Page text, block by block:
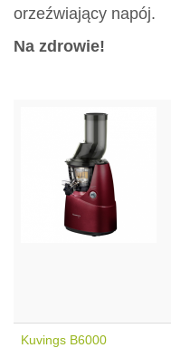
orzeźwiający napój.
Na zdrowie!
Kuvings B6000